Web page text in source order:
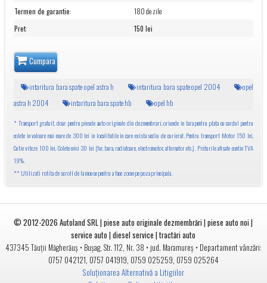
Termen de garantie:
180 de zile
Pret: 150 lei
Cumpara
intaritura bara spate opel astra h intaritura bara spate opel 2004
opel
astra h 2004
intaritura bara spate hb opel hb
* Transport gratuit, doar pentru piesele auto originale din dezmembrari, oriunde in tara pentru plata cu cardul pentru
colete in valoare mai mare de 300 lei in localitatile in care exista sediu de curierat. Pentru transport Motor 150 lei,
Cutie viteze 100 lei, Colete mici 30 lei (far, bara, radiatoare, electromotor, alternator etc.). Preturile afisate contin TVA
19%.
** Utilizati rotita de scroll de la mouse pentru a face zoom pe poza principala.
© 2012-2026Autoland SRL | piese auto originale dezmembrări | piese auto noi |
service auto | diesel service | tractări auto
437345 Tăuții Măgherăuș• Bușag, Str. 112, Nr. 38 • jud. Maramureș • Departament vânzări:
0757 042121, 0757 041919, 0759 025259, 0759 025264
Soluționarea Alternativă a Litigiilor